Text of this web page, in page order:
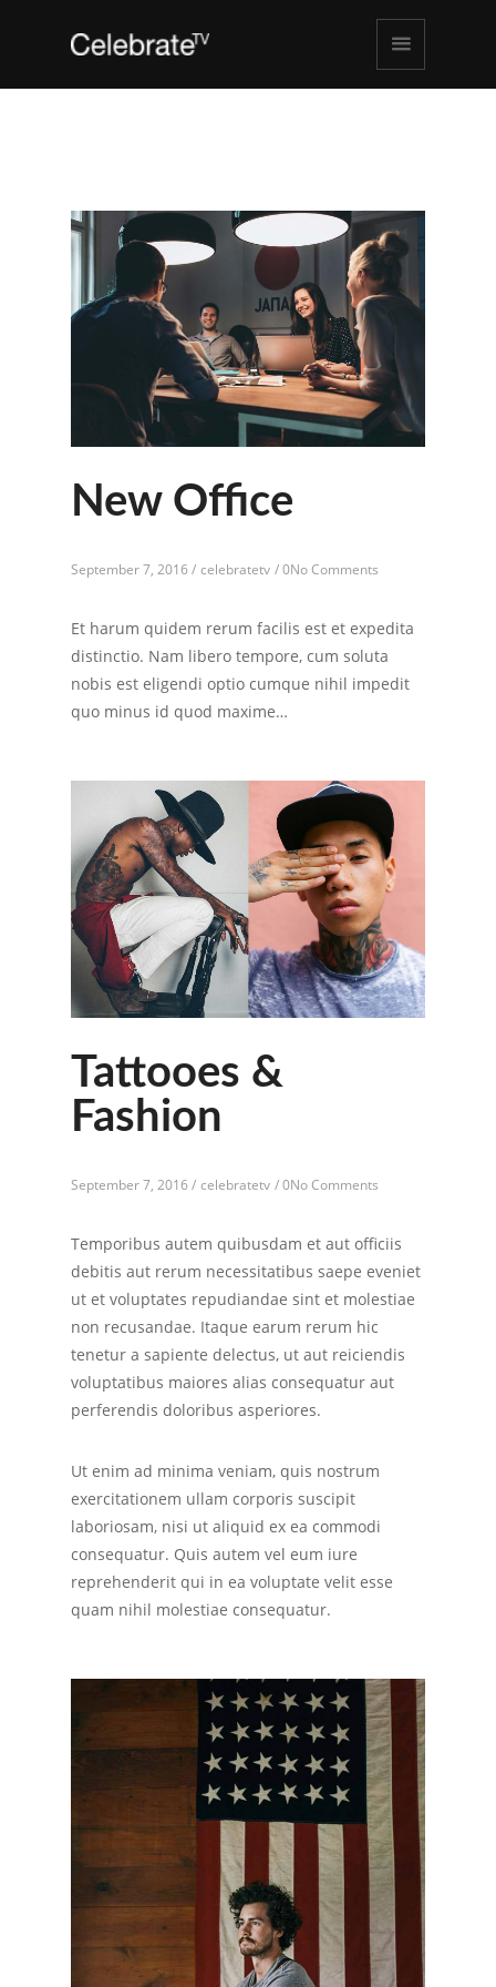
New Office
September 7, 2016 / celebratetv /0No Comments
Et harum quidem rerum facilis est et expedita
distinctio. Nam libero tempore, cum soluta
nobis est eligendi optio cumque nihil impedit
quo minus id quod maxime…
Tattooes &
Fashion
September 7, 2016 / celebratetv /0No Comments
Temporibus autem quibusdam et aut officiis
debitis aut rerum necessitatibus saepe eveniet
ut et voluptates repudiandae sint et molestiae
non recusandae. Itaque earum rerum hic
tenetur a sapiente delectus, ut aut reiciendis
voluptatibus maiores alias consequatur aut
perferendis doloribus asperiores.
Ut enim ad minima veniam, quis nostrum
exercitationem ullam corporis suscipit
laboriosam, nisi ut aliquid ex ea commodi
consequatur. Quis autem vel eum iure
reprehenderit qui in ea voluptate velit esse
quam nihil molestiae consequatur.